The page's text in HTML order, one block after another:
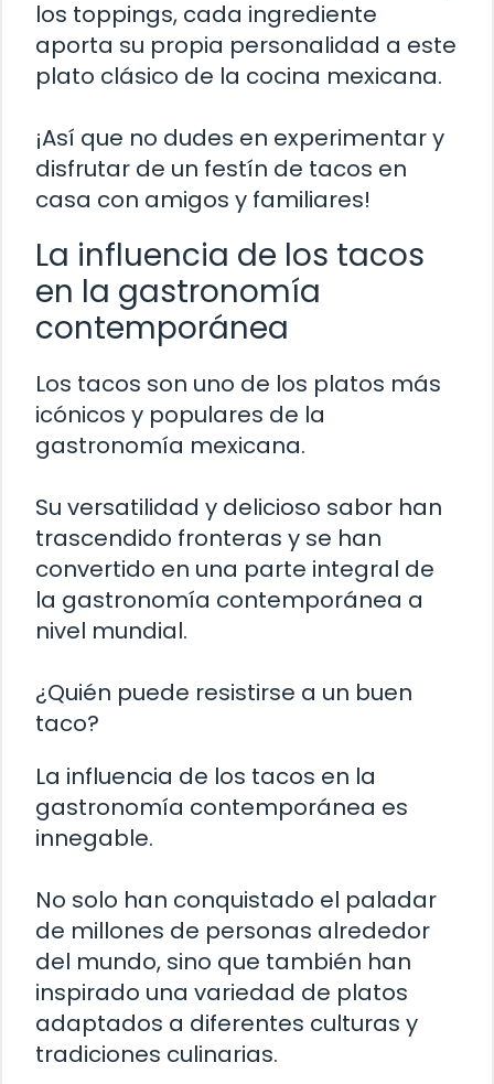
los toppings, cada ingrediente
aporta su propia personalidad a este
plato clásico de la cocina mexicana.
¡Así que no dudes en experimentar y
disfrutar de un festín de tacos en
casa con amigos y familiares!
La influencia de los tacos
en la gastronomía
contemporánea
Los tacos son uno de los platos más
icónicos y populares de la
gastronomía mexicana.
Su versatilidad y delicioso sabor han
trascendido fronteras y se han
convertido en una parte integral de
la gastronomía contemporánea a
nivel mundial.
¿Quién puede resistirse a un buen
taco?
La influencia de los tacos en la
gastronomía contemporánea es
innegable.
No solo han conquistado el paladar
de millones de personas alrededor
del mundo, sino que también han
inspirado una variedad de platos
adaptados a diferentes culturas y
tradiciones culinarias.